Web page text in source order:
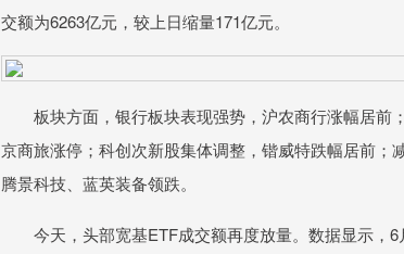
交额为6263亿元，较上日缩量171亿元。
板块方面，银行板块表现强势，沪农商行涨幅居前
京商旅涨停；科创次新股集体调整，锴威特跌幅居前；
腾景科技、蓝英装备领跌。
今天，头部宽基ETF成交额再度放量。数据显示，6